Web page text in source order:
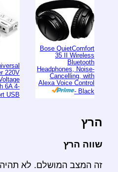
Bose QuietComfort
35 II Wireless
Bluetooth
Headphones, Noise-
Cancelling, with
Alexa Voice Control
- Black
220V
6A 4-
USB
הרץ
שווה הרץ
זה המצב המושלם. לא